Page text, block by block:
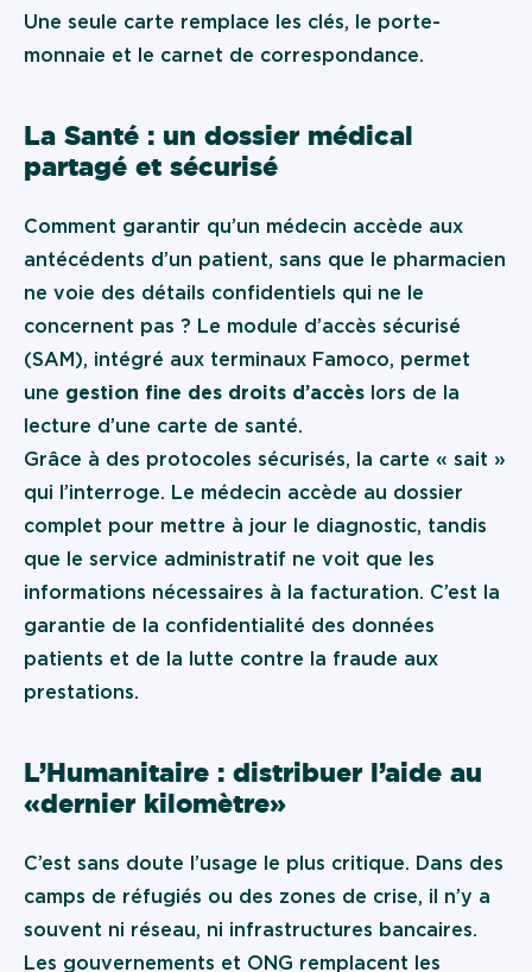
Une seule carte remplace les clés, le porte-
monnaie et le carnet de correspondance.
La Santé : un dossier médical
partagé et sécurisé
Comment garantir qu’un médecin accède aux
antécédents d’un patient, sans que le pharmacien
ne voie des détails confidentiels qui ne le
concernent pas ? Le module d’accès sécurisé
(SAM), intégré aux terminaux Famoco, permet
une gestion fine des droits d’accès lors de la
lecture d’une carte de santé.
Grâce à des protocoles sécurisés, la carte « sait »
qui l’interroge. Le médecin accède au dossier
complet pour mettre à jour le diagnostic, tandis
que le service administratif ne voit que les
informations nécessaires à la facturation. C’est la
garantie de la confidentialité des données
patients et de la lutte contre la fraude aux
prestations.
L’Humanitaire : distribuer l’aide au
« dernier kilomètre »
C’est sans doute l’usage le plus critique. Dans des
camps de réfugiés ou des zones de crise, il n’y a
souvent ni réseau, ni infrastructures bancaires.
Les gouvernements et ONG remplacent les